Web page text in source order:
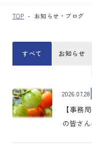
TOP お知らせ・ブログ
すべて お知らせ
2026.07.28
【事務
の皆さ